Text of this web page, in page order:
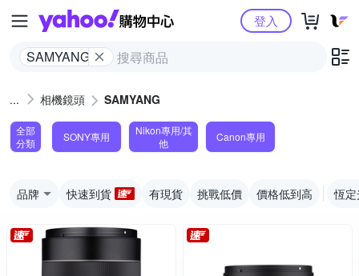
Yahoo購物中心
SAMYANG
登入
相機鏡頭 SAMYANG
全部
分類
SONY專用
Nikon專用/其
他
Canon專用
品牌 快速到貨 有現貨 挑戰低價 價格低到高 恆